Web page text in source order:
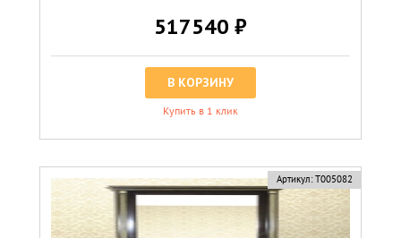
517540 ₽
В КОРЗИНУ
Купить в 1 клик
Артикул: Т005082